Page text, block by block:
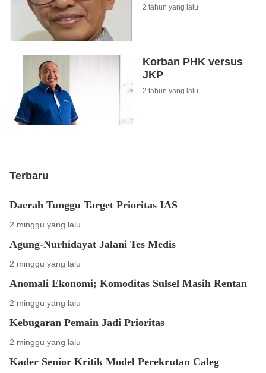
2 tahun yang lalu
Korban PHK versus
JKP
2 tahun yang lalu
Terbaru
Daerah Tunggu Target Prioritas IAS
2 minggu yang lalu
Agung-Nurhidayat Jalani Tes Medis
2 minggu yang lalu
Anomali Ekonomi; Komoditas Sulsel Masih Rentan
2 minggu yang lalu
Kebugaran Pemain Jadi Prioritas
2 minggu yang lalu
Kader Senior Kritik Model Perekrutan Caleg